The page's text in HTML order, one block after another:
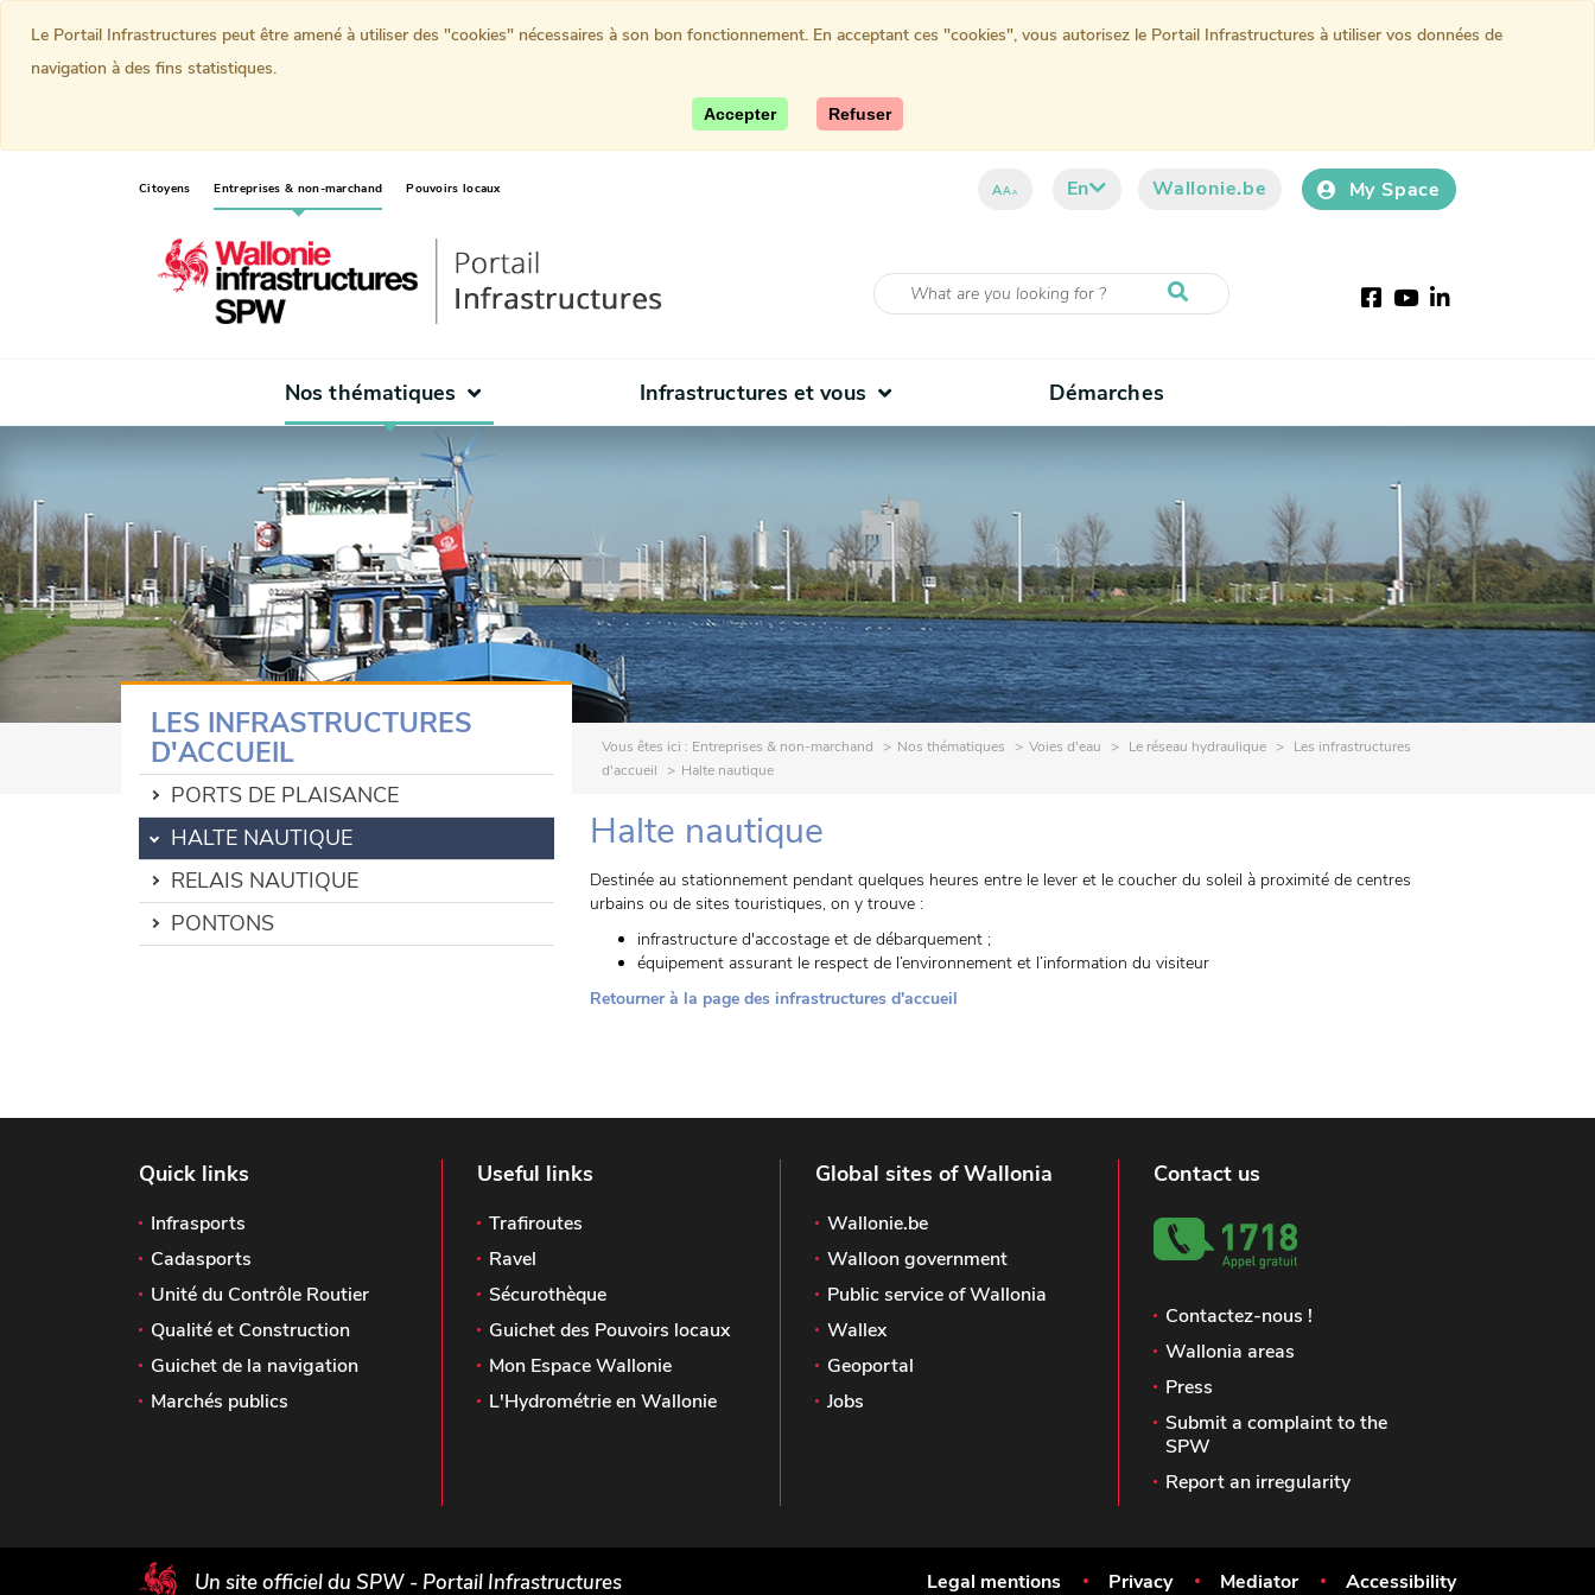
Citoyens Entreprises & non-marchand(current)Pouvoirs locaux AAA En Wallonie.be My Space
Facebook
YoutubeLinkedIn
Nos thématiques Infrastructures et vous Démarches
Vous êtes ici : Entreprises & non-marchand Nos thématiques Voies d'eau Le réseau hydraulique
Les infrastructures
d'accueil
Halte nautique
LES INFRASTRUCTURES
D'ACCUEIL
PORTS DE PLAISANCE
HALTE NAUTIQUE
RELAIS NAUTIQUE
PONTONS
Halte nautique
Destinée au stationnement pendant quelques heures entre le lever et le coucher du soleil à proximité de centres
urbains ou de sites touristiques, on y trouve :
infrastructure d'accostage et de débarquement ;
équipement assurant le respect de l’environnement et l’information du visiteur
Retourner à la page des infrastructures d'accueil
Quick links
Infrasports
Cadasports
Unité du Contrôle Routier
Qualité et Construction
Guichet de la navigation
Marchés publics
Useful links
Trafiroutes
Ravel
Sécurothèque
Guichet des Pouvoirs locaux
Mon Espace Wallonie
L'Hydrométrie en Wallonie
Global sites of Wallonia
Wallonie.be
Walloon government
Public service of Wallonia
Wallex
Geoportal
Jobs
Contact us
Contactez-nous !
Wallonia areas
Press
Submit a complaint to the
SPW
Report an irregularity
Le Portail Infrastructures peut être amené à utiliser des "cookies" nécessaires à son bon fonctionnement. En acceptant ces "cookies", vous autorisez le Portail Infrastructures à utiliser vos données de
navigation à des fins statistiques.
Accepter Refuser
Un site officiel du SPW - Portail Infrastructures Legal mentions Privacy Mediator Accessibility